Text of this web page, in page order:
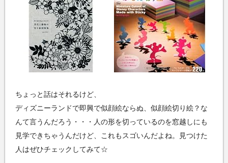
ちょっと話はそれるけど、
ディズニーランドで即興で似顔絵ならぬ、似顔絵切り絵？な
んて言うんだろう・・・人の形を切っているのを窓越しにも
見学できちゃうんだけど、これもスゴいんだよね。見つけた
人はぜひチェックしてみて☆